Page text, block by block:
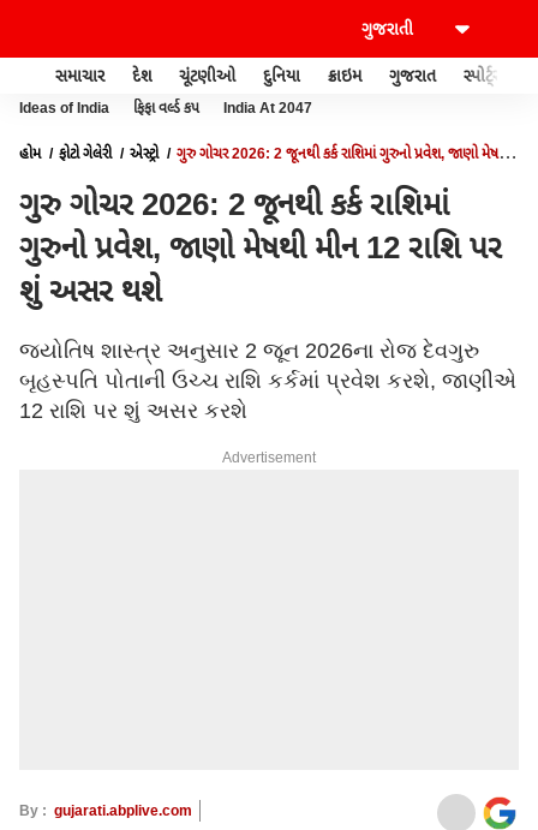
સમાચાર દેશ ચૂંટણીઓ દુનિયા ક્રાઇમ ગુજરાત સ્પોર્ટ્સ
Ideas of India ફિફા વર્લ્ડ કપ India At 2047
હોમ ફોટો ગેલેરી એસ્ટ્રો
ગુરુ ગોચર 2026: 2 જૂનથી કર્ક રાશિમાં ગુરુનો પ્રવેશ, જાણો મેષથી
ગુરુ ગોચર 2026: 2 જૂનથી કર્ક રાશિમાં
ગુરુનો પ્રવેશ, જાણો મેષથી મીન 12 રાશિ પર
શું અસર થશે
જ્યોતિષ શાસ્ત્ર અનુસાર 2 જૂન 2026ના રોજ દેવગુરુ
બૃહસ્પતિ પોતાની ઉચ્ચ રાશિ કર્કમાં પ્રવેશ કરશે, જાણીએ
12 રાશિ પર શું અસર કરશે
Advertisement
By : gujarati.abplive.com